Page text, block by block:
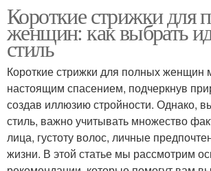
Короткие стрижки для
женщин: как выбрать
стиль
Короткие стрижки для полных женщин
настоящим спасением, подчеркнув
создав иллюзию стройности. Однако,
стиль, важно учитывать множество
лица, густоту волос, личные
жизни. В этой статье мы рассмотрим